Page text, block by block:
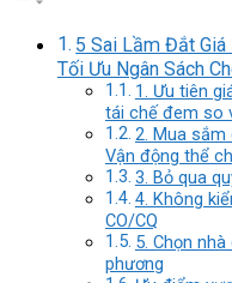
5 Sai Lầm Đắt Giá
Tối Ưu Ngân Sách
1. Ưu tiên
tái chế đem so
2. Mua sắm
Vận động thể
3. Bỏ qua
4. Không
CO/CQ
5. Chọn
phương